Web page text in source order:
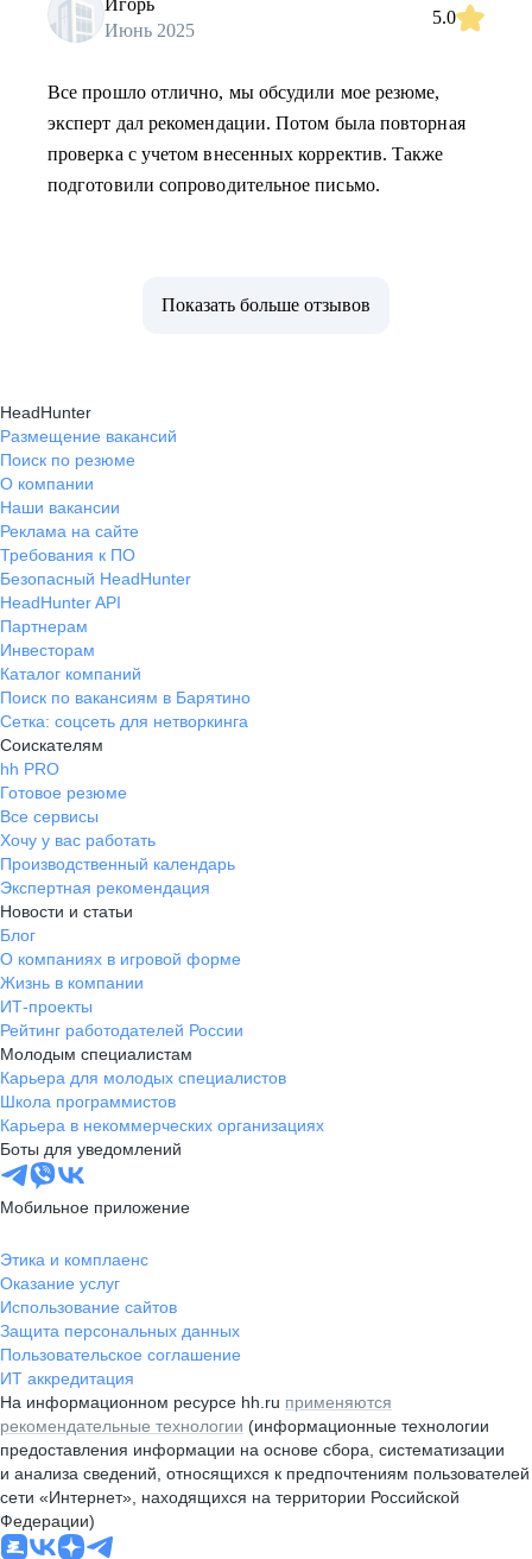
Июнь 2025
5.0
Все прошло отлично, мы обсудили мое резюме,
эксперт дал рекомендации. Потом была повторная
проверка с учетом внесенных корректив. Также
подготовили сопроводительное письмо.
Показать больше отзывов
HeadHunter
Размещение вакансий
Поиск по резюме
О компании
Наши вакансии
Реклама на сайте
Требования к ПО
Безопасный HeadHunter
HeadHunter API
Партнерам
Инвесторам
Каталог компаний
Поиск по вакансиям в Барятино
Сетка: соцсеть для нетворкинга
Соискателям
hh PRO
Готовое резюме
Все сервисы
Хочу у вас работать
Производственный календарь
Экспертная рекомендация
Новости и статьи
Блог
О компаниях в игровой форме
Жизнь в компании
ИТ-проекты
Рейтинг работодателей России
Молодым специалистам
Карьера для молодых специалистов
Школа программистов
Карьера в некоммерческих организациях
Боты для уведомлений
Мобильное приложение
Этика и комплаенс
Оказание услуг
Использование сайтов
Защита персональных данных
Пользовательское соглашение
ИТ аккредитация
На информационном ресурсе hh.ru применяются
рекомендательные технологии (информационные технологии
предоставления информации на основе сбора, систематизации
и анализа сведений, относящихся к предпочтениям пользователей
сети «Интернет», находящихся на территории Российской
Федерации)